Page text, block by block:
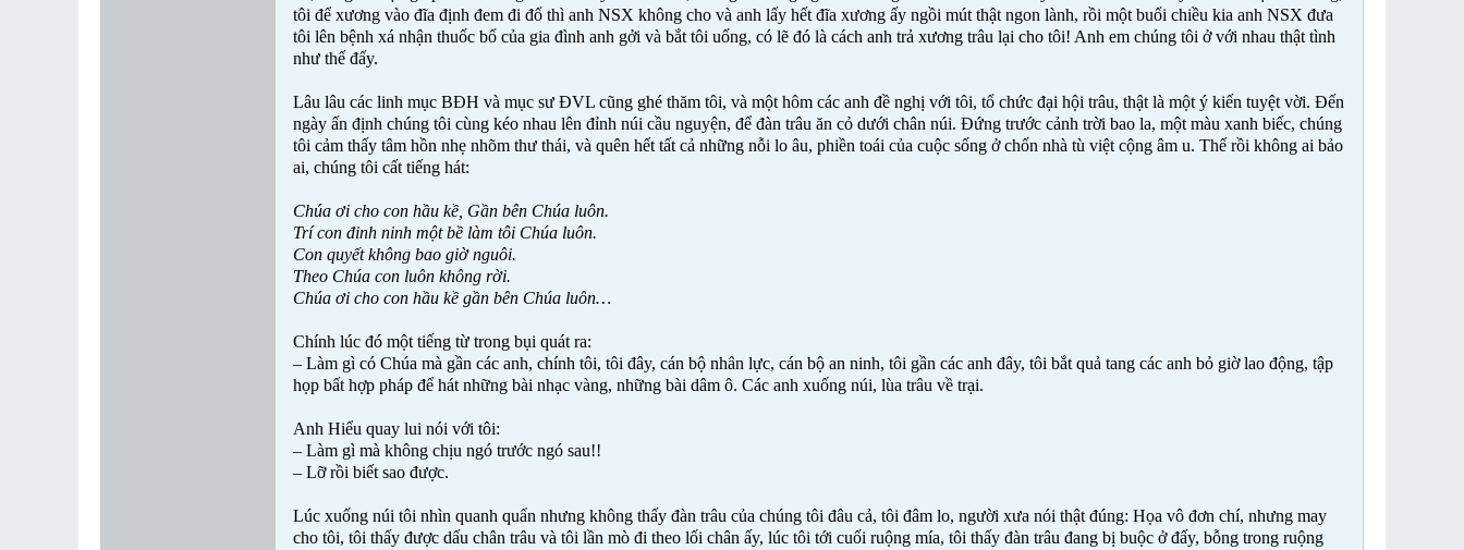
tôi để xương vào đĩa định đem đi đổ thì anh NSX không cho và anh lấy hết đĩa xương ấy ngồi mút thật ngon lành, rồi một buổi chiều kia anh NSX đưa
tôi lên bệnh xá nhận thuốc bổ của gia đình anh gởi và bắt tôi uống, có lẽ đó là cách anh trả xương trâu lại cho tôi! Anh em chúng tôi ở với nhau thật tình
như thế đấy.
Lâu lâu các linh mục BĐH và mục sư ĐVL cũng ghé thăm tôi, và một hôm các anh đề nghị với tôi, tổ chức đại hội trâu, thật là một ý kiến tuyệt vời. Đến
ngày ấn định chúng tôi cùng kéo nhau lên đỉnh núi cầu nguyện, để đàn trâu ăn cỏ dưới chân núi. Đứng trước cảnh trời bao la, một màu xanh biếc, chúng
tôi cảm thấy tâm hồn nhẹ nhõm thư thái, và quên hết tất cả những nỗi lo âu, phiền toái của cuộc sống ở chốn nhà tù việt cộng âm u. Thế rồi không ai bảo
ai, chúng tôi cất tiếng hát:
Chúa ơi cho con hầu kề, Gần bên Chúa luôn.
Trí con đinh ninh một bề làm tôi Chúa luôn.
Con quyết không bao giờ nguôi.
Theo Chúa con luôn không rời.
Chúa ơi cho con hầu kề gần bên Chúa luôn…
Chính lúc đó một tiếng từ trong bụi quát ra:
– Làm gì có Chúa mà gần các anh, chính tôi, tôi đây, cán bộ nhân lực, cán bộ an ninh, tôi gần các anh đây, tôi bắt quả tang các anh bỏ giờ lao động, tập
họp bất hợp pháp để hát những bài nhạc vàng, những bài dâm ô. Các anh xuống núi, lùa trâu về trại.
Anh Hiểu quay lui nói với tôi:
– Làm gì mà không chịu ngó trước ngó sau!!
– Lỡ rồi biết sao được.
Lúc xuống núi tôi nhìn quanh quẩn nhưng không thấy đàn trâu của chúng tôi đâu cả, tôi đâm lo, người xưa nói thật đúng: Họa vô đơn chí, nhưng may
cho tôi, tôi thấy được dấu chân trâu và tôi lần mò đi theo lối chân ấy, lúc tôi tới cuối ruộng mía, tôi thấy đàn trâu đang bị buộc ở đấy, bỗng trong ruộng